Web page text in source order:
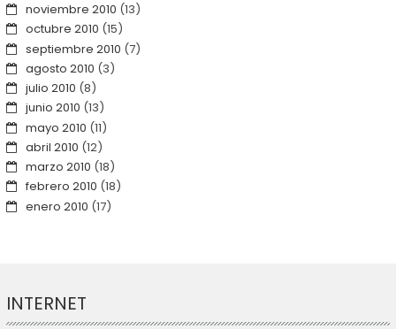
noviembre 2010 (13)
octubre 2010 (15)
septiembre 2010 (7)
agosto 2010 (3)
julio 2010 (8)
junio 2010 (13)
mayo 2010 (11)
abril 2010 (12)
marzo 2010 (18)
febrero 2010 (18)
enero 2010 (17)
INTERNET